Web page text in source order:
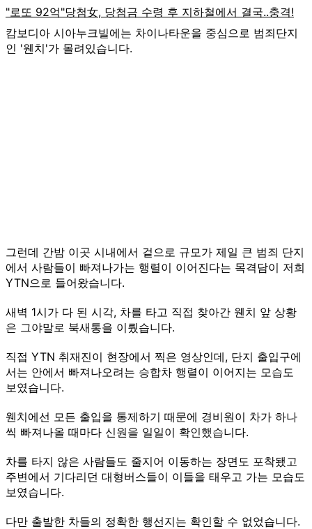
캄보디아 시아누크빌에는 차이나타운을 중심으로 범죄단지
인 '웬치'가 몰려있습니다.
그런데 간밤 이곳 시내에서 겉으로 규모가 제일 큰 범죄 단지
에서 사람들이 빠져나가는 행렬이 이어진다는 목격담이 저희
YTN으로 들어왔습니다.
새벽 1시가 다 된 시각, 차를 타고 직접 찾아간 웬치 앞 상황
은 그야말로 북새통을 이뤘습니다.
직접 YTN 취재진이 현장에서 찍은 영상인데, 단지 출입구에
서는 안에서 빠져나오려는 승합차 행렬이 이어지는 모습도
보였습니다.
웬치에선 모든 출입을 통제하기 때문에 경비원이 차가 하나
씩 빠져나올 때마다 신원을 일일이 확인했습니다.
차를 타지 않은 사람들도 줄지어 이동하는 장면도 포착됐고
주변에서 기다리던 대형버스들이 이들을 태우고 가는 모습도
보였습니다.
다만 출발한 차들의 정확한 행선지는 확인할 수 없었습니다.